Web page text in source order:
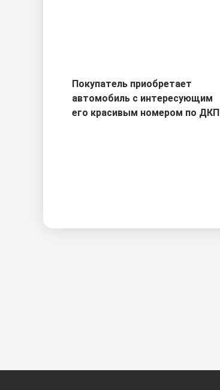
Покупатель приобретает
автомобиль с интересующим
его красивым номером по ДКП